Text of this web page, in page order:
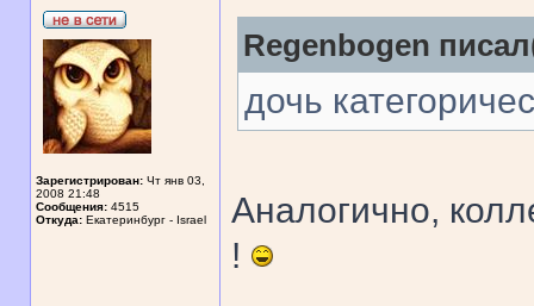
Зарегистрирован: Чт янв 03,
2008 21:48
Сообщения: 4515
Откуда: Екатеринбург - Israel
Regenbogen
дочь
Аналогично,
!